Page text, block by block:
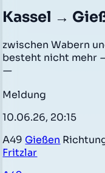
Kassel →
zwischen Wabern
besteht nicht mehr
—
Meldung
10.06.26, 20:15
A49 Gießen
Fritzlar